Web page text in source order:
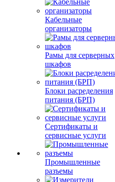
Кабельные
организаторы
Рамы для серверных
шкафов
Блоки расределения
питания (БРП)
Сертификаты и
сервисные услуги
Промышленные
разъемы